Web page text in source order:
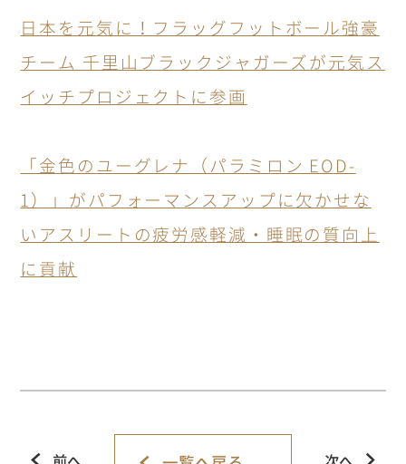
日本を元気に！フラッグフットボール強豪
チーム 千里山ブラックジャガーズが元気ス
イッチプロジェクトに参画
「金色のユーグレナ（パラミロン EOD-
1）」がパフォーマンスアップに欠かせな
いアスリートの疲労感軽減・睡眠の質向上
に貢献